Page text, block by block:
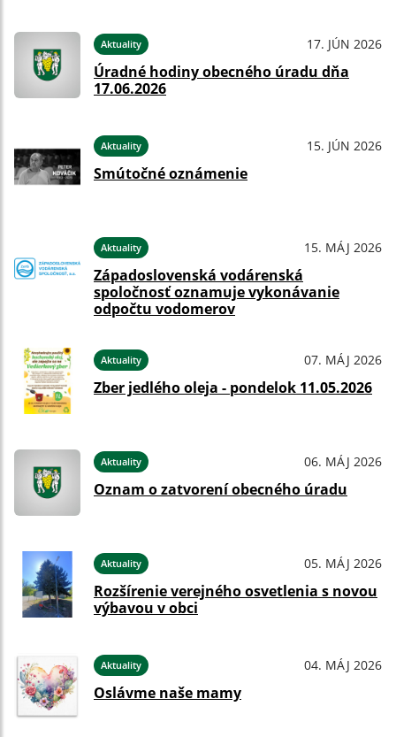
Aktuality 17. JÚN 2026
Úradné hodiny obecného úradu dňa
17.06.2026
Aktuality 15. JÚN 2026
Smútočné oznámenie
Aktuality 15. MÁJ 2026
Západoslovenská vodárenská
spoločnosť oznamuje vykonávanie
odpočtu vodomerov
Aktuality 07. MÁJ 2026
Zber jedlého oleja - pondelok 11.05.2026
Aktuality 06. MÁJ 2026
Oznam o zatvorení obecného úradu
Aktuality 05. MÁJ 2026
Rozšírenie verejného osvetlenia s novou
výbavou v obci
Aktuality 04. MÁJ 2026
Oslávme naše mamy